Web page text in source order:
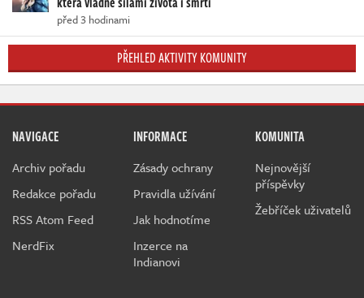
před 3 hodinami
PŘEHLED AKTIVITY KOMUNITY
NAVIGACE
Archiv pořadu
Redakce pořadu
RSS Atom Feed
NerdFix
INFORMACE
Zásady ochrany
Pravidla užívání
Jak hodnotíme
Inzerce na
Indianovi
KOMUNITA
Nejnovější
příspěvky
Žebříček uživatelů